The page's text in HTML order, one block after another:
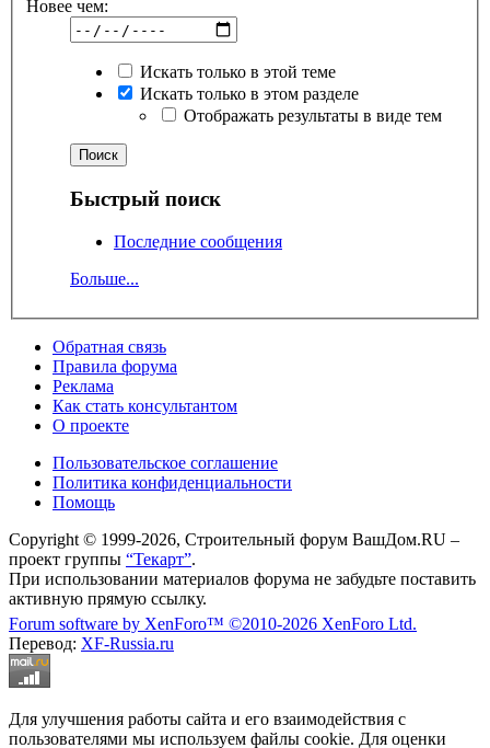
Новее чем:
Искать только в этой теме
Искать только в этом разделе
Отображать результаты в виде тем
Быстрый поиск
Последние сообщения
Больше...
Обратная связь
Правила форума
Реклама
Как стать консультантом
О проекте
Пользовательское соглашение
Политика конфиденциальности
Помощь
Copyright © 1999-2026, Строительный форум ВашДом.RU –
проект группы “Текарт”.
При использовании материалов форума не забудьте поставить
активную прямую ссылку.
Forum software by XenForo™ ©2010-2026 XenForo Ltd.
Перевод: XF-Russia.ru
Для улучшения работы сайта и его взаимодействия с
пользователями мы используем файлы cookie. Для оценки